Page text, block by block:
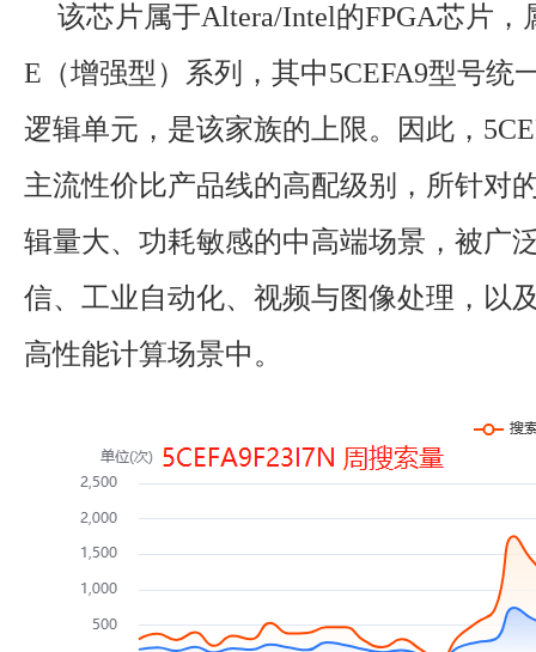
该芯片属于Altera/Intel的FPGA芯片，
E（增强型）系列，其中5CEFA9型号统
逻辑单元，是该家族的上限。因此，
主流性价比产品线的高配级别，所针对
辑量大、功耗敏感的中高端场景，被广
信、工业自动化、视频与图像处理，以
高性能计算场景中。